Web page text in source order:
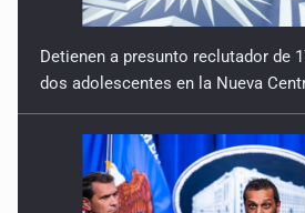
Detienen a presunto reclutador de
dos adolescentes en la Nueva